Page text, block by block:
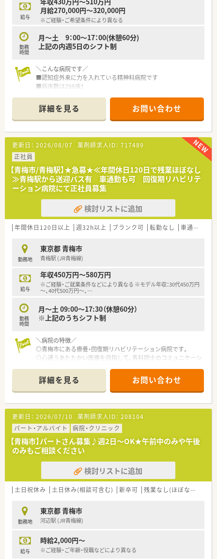
給与
月給270,000円～320,000円
※ご経験・ご希望条件により異なる
勤務
時間
月～土 9：00～17：00(休憩60分)
上記の内週5日のシフト制
＼こんな病院です／
■認知症外来に力を入れている精神科病院です
■病床数は298床！
力をいれております
＼こんな働き方です／
■勤務時間が17時迄！残業もほとんどないのため、プライベート
との両立がしやすい環境です♪
■有休を1時間単位で使用することができ、予定に合わせて柔軟
■最寄駅から無料の送迎バスあり！
■産休・育休取得者多数！お子様が9歳になる迄時短勤務での就業
が可能です♪
＼こんな業務内容です／
■入院患者の調剤がメイン。薬歴管理、持参薬の鑑別等も行いま
す。
■病棟での服薬指導も行っていただきます。
■委員会活動にもご参加いただけます。(例)医療安全委員会、感
染対策防止委員会 等
＼こんな方におすすめです／
■17時迄の勤務を希望される方
■残業がない環境でプライベートとの両立をしたい方
■夜勤なしの環境で働きたい方
■病院経験をお持ちのお方歓迎いたします。
詳細を見る お問い合わせ
更新日： 2026/08/07 薬剤師求人ID： 717489
正社員
【青梅市/青梅駅】★急募★≪年間休日120日で残業ほぼなし
≫青梅駅から送迎バス有 車通勤も可 回復期リハビリテ
ーション病院にて正社員募集
検討リストに追加
年間休日120日以上 週32h以上 ブランク可 転勤なし 車通勤可
勤務地
東京都 青梅市
青梅駅 (JR青梅線)
給与
年収450万円～580万円
※ご経験・ご就業条件などにより異なる ※モデル年収：30代450万円
～、40代500万円～、…
勤務
時間
月～土 09:00～17:30（休憩60分）
※上記のうちシフト制
＼病院の特徴／
◎青梅市にある療養・回復期リハビリテーション病院です。
◎心通うあたたかい医療を目指して、各科同士のコミュニケーシ
◎病床数は120床程度と小規模ですが、その分患者様とじっくり
向き合うことが可能です。
◎自然豊かな病院です。四季折々の美しさがございます
＼働き方の特徴／
◎月～土 9:00～17:30のシフト制勤務。
◎年間休日は120日以上！
◎プライベートを重視したい方にもおすすめな環境です。
＼福利厚生／
◎精勤手当（20,000円/月）
◎皆勤手当（6,000円/月）
◎住宅手当（5,000円/月,世帯主に支給）
◎最寄駅からの送迎バスあり！もちろん、車通勤もOK！
＼こんな方におすすめです／
◎病院でご勤務したい方。
◎ワークライフバランスを重視して働きたい方。
詳細を見る お問い合わせ
更新日： 2026/07/10 薬剤師求人ID： 208104
パート・アルバイト
病院・クリニック
【青梅市】パートさん募集♪週2日～OK★午前中のみや午後
のみもご相談ください
検討リストに追加
土日祝休み 土日休み(相談可含む) 新卒可 残業なし(ほぼなし含む)
勤務地
東京都 青梅市
河辺駅 (JR青梅線)
給与
時給2,000円～
※ご経験・ご年齢・役職などにより異なる